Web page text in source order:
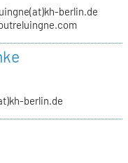
berlin.de
berlin.de